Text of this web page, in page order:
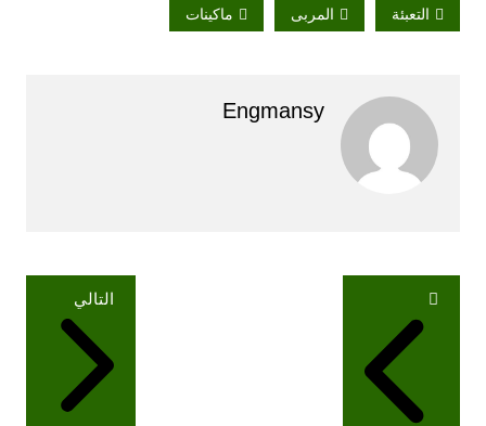
التعبئة المربى ماكينات
Engmansy
تصفّح
المقالات
التالي